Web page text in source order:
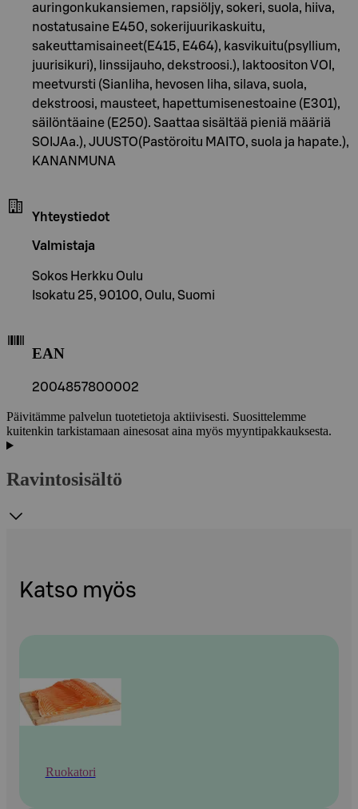
auringonkukansiemen, rapsiöljy, sokeri, suola, hiiva,
nostatusaine E450, sokerijuurikaskuitu,
sakeuttamisaineet(E415, E464), kasvikuitu(psyllium,
juurisikuri), linssijauho, dekstroosi.), laktoositon VOI,
meetvursti (Sianliha, hevosen liha, silava, suola,
dekstroosi, mausteet, hapettumisenestoaine (E301),
säilöntäaine (E250). Saattaa sisältää pieniä määriä
SOIJAa.), JUUSTO(Pastöroitu MAITO, suola ja hapate.),
KANANMUNA
Yhteystiedot
Valmistaja
Sokos Herkku Oulu
Isokatu 25, 90100, Oulu, Suomi
EAN
2004857800002
Päivitämme palvelun tuotetietoja aktiivisesti. Suosittelemme
kuitenkin tarkistamaan ainesosat aina myös myyntipakkauksesta.
Ravintosisältö
Katso myös
Ruokatori